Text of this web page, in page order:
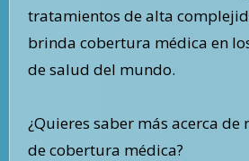
tratamientos de alta
brinda cobertura médica en
de salud del mundo.
¿Quieres saber más acerca de
de cobertura médica?